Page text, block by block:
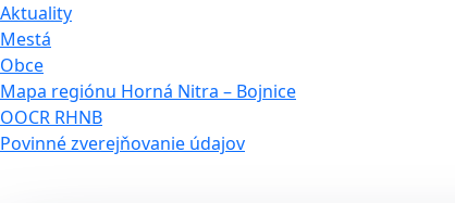
Aktuality
Mestá
Obce
Mapa regiónu Horná Nitra – Bojnice
OOCR RHNB
Povinné zverejňovanie údajov